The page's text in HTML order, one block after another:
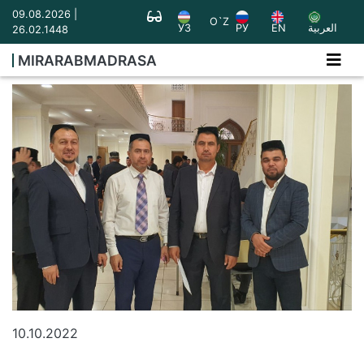
09.08.2026 |
26.02.1448
УЗ
O`Z
РУ EN العربية
MIRARABMADRASA
10.10.2022